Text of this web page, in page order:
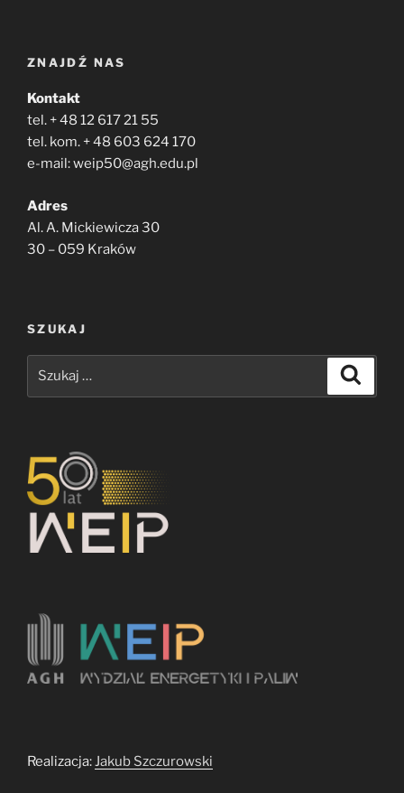
ZNAJDŹ NAS
Kontakt
tel. + 48 12 617 21 55
tel. kom. + 48 603 624 170
e-mail: weip50@agh.edu.pl
Adres
Al. A. Mickiewicza 30
30 – 059 Kraków
SZUKAJ
Realizacja:Jakub Szczurowski